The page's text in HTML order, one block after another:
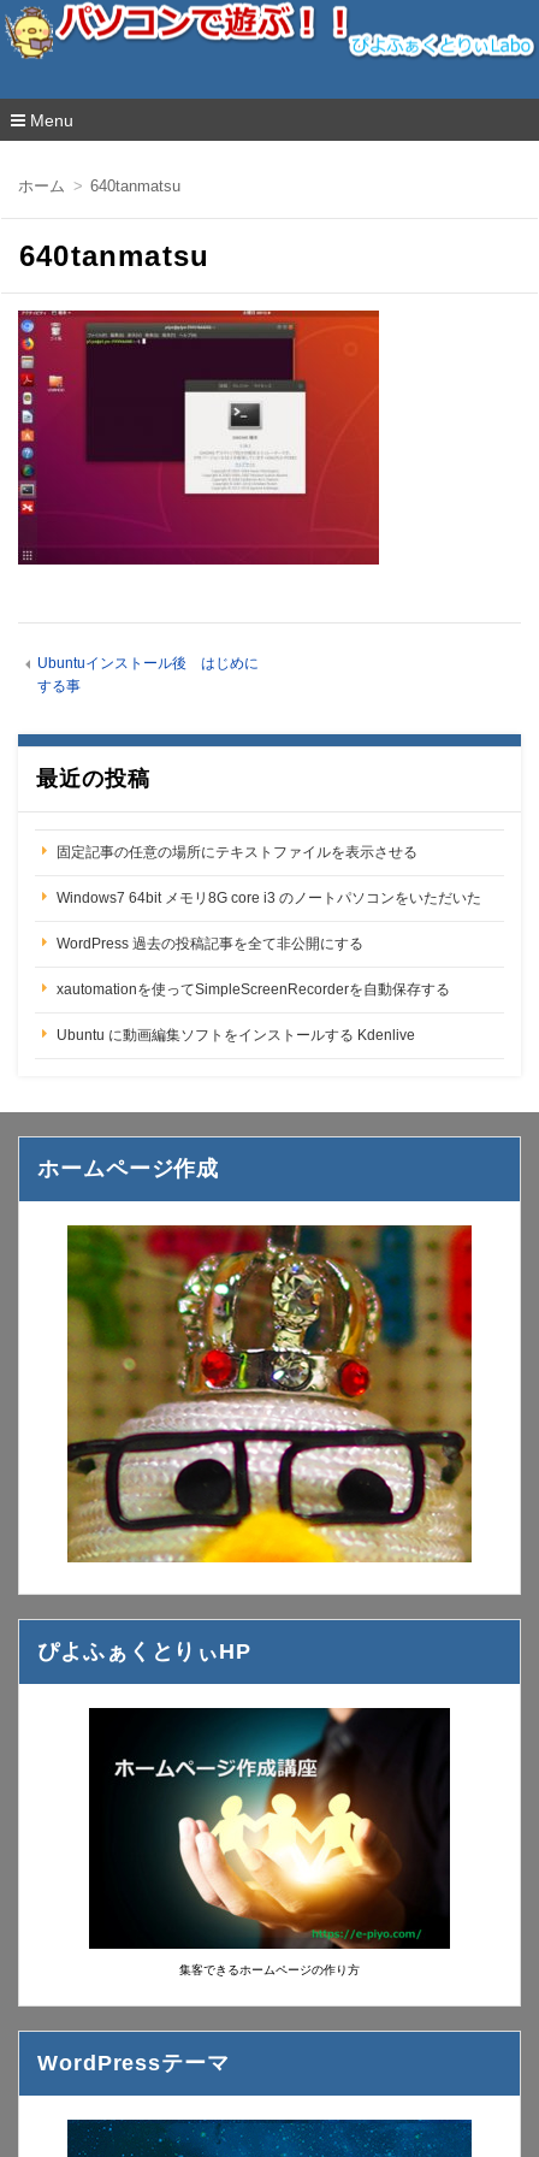
ぴよふぁくとりぃLabo
Menu
ン
ホーム 640tanmatsu
640tanmatsu
Ubuntuインストール後 はじめに
する事
最近の投稿
固定記事の任意の場所にテキストファイルを表示させる
Windows7 64bit メモリ8G core i3 のノートパソコンをいただいた
WordPress 過去の投稿記事を全て非公開にする
xautomationを使ってSimpleScreenRecorderを自動保存する
Ubuntu に動画編集ソフトをインストールする Kdenlive
ホームページ作成
ぴよふぁくとりぃHP
集客できるホームページの作り方
WordPressテーマ